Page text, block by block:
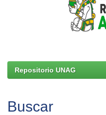
Repositorio UNAG
Buscar